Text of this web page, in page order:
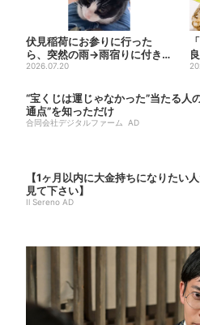
伏見稲荷にお参りに行った
ら、突然の雨→雨宿りに付き合
ってくれた猫 実は参拝客に
2026.07.20
“宝くじは運じゃなかった”当たる人
通点”を知っただけ
合同会社デジタルファーム AD
【1ヶ月以内に大金持ちになりたい
見て下さい】
Il Sereno AD